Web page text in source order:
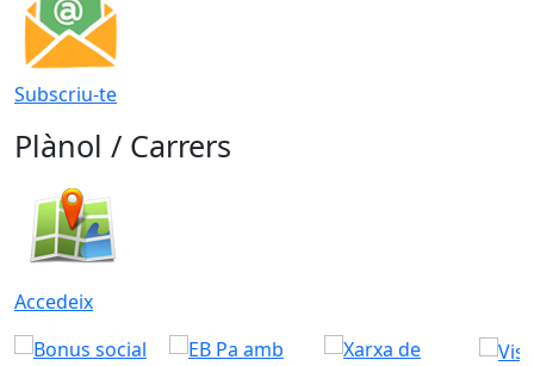
Subscriu-te
Plànol / Carrers
Accedeix